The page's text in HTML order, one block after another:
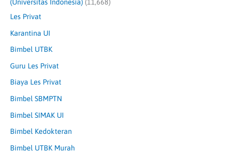
(Universitas Indonesia) (11,668)
Les Privat
Karantina UI
Bimbel UTBK
Guru Les Privat
Biaya Les Privat
Bimbel SBMPTN
Bimbel SIMAK UI
Bimbel Kedokteran
Bimbel UTBK Murah